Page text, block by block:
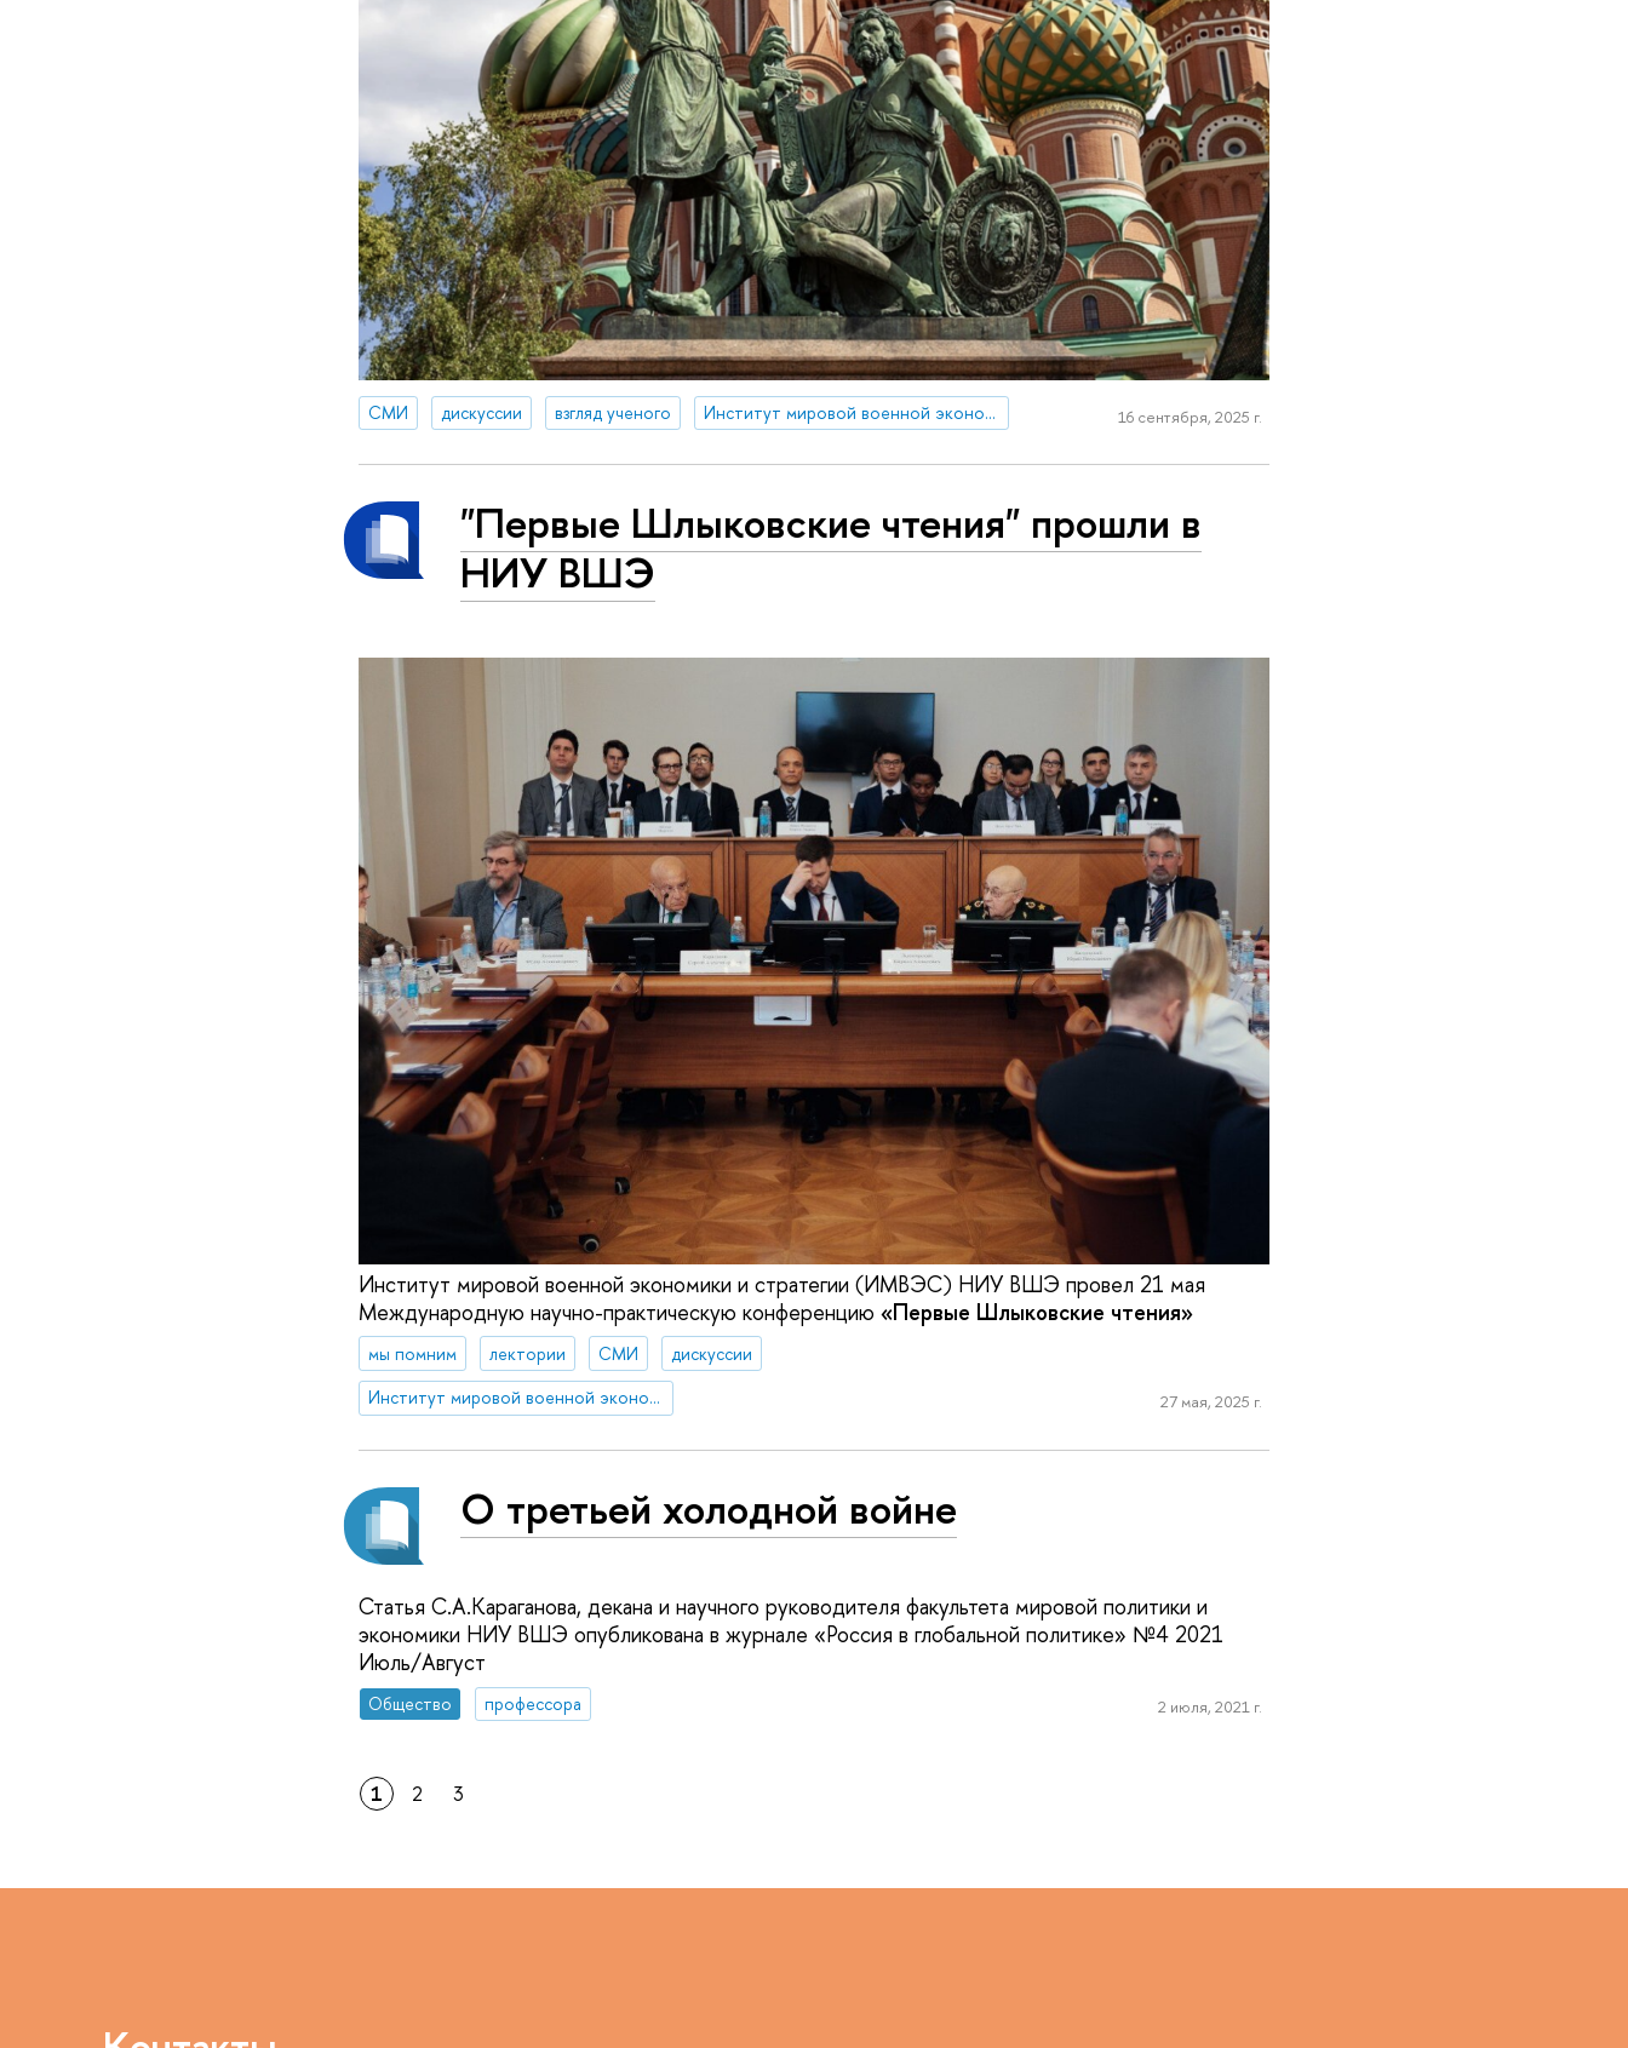
СМИ дискуссии взгляд ученого Институт мировой военной экономики и стратегии 16 сентября, 2025 г.
"Первые Шлыковские чтения" прошли в
НИУ ВШЭ
Институт мировой военной экономики и стратегии (ИМВЭС) НИУ ВШЭ провел 21 мая
Международную научно-практическую конференцию «Первые Шлыковские чтения»
мы помним лектории СМИ
дискуссии
Институт мировой военной экономики и стратегии
27 мая, 2025 г.
О третьей холодной войне
Статья С.А.Караганова, декана и научного руководителя факультета мировой политики и
экономики НИУ ВШЭ опубликована в журнале «Россия в глобальной политике» №4 2021
Июль/Август
Общество профессора 2 июля, 2021 г.
1 2 3